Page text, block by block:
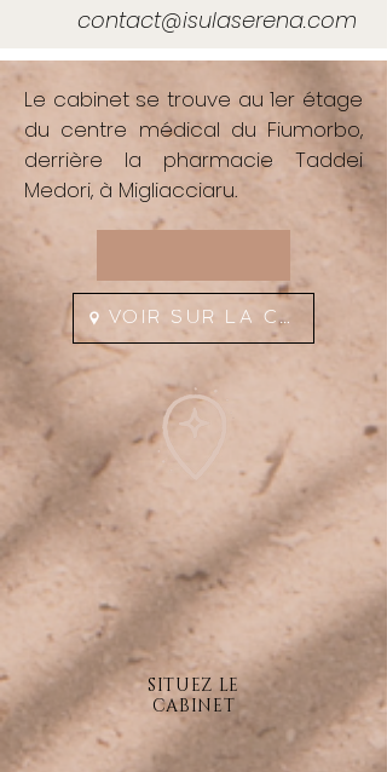
contact@isulaserena.com
Le cabinet se trouve au 1er étage
du centre médical du Fiumorbo,
derrière la pharmacie Taddei
Medori, à Migliacciaru.
VOIR SUR LA CARTE
SITUEZ LE
CABINET